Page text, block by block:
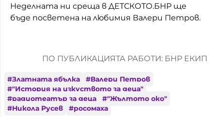
Неделната ни среща в ДЕТСКОТО.БНР ще
бъде посветена на любимия Валери Петров.
ПО ПУБЛИКАЦИЯТА РАБОТИ: БНР ЕКИП
#Златната ябълка #Валери Петров
#"История на изкуството за деца"
#радиотеатър за деца #"Жълтото око"
#Никола Русев #росомаха